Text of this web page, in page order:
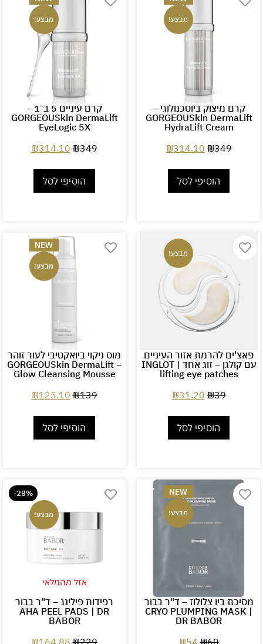
מבצע!
קרם מיצוק ביוטכנולוגי –
GORGEOUSkin DermaLift
HydraLift Cream
₪349
₪314.10
הוסיפי לסל
מבצע!
קרם עיניים 5 ב־1 –
GORGEOUSkin DermaLift
EyeLogic 5X
₪349
₪314.10
הוסיפי לסל
מבצע!
פאצ'ים להרמת אזור העיניים
עם קולגן – זוג אחד | INGLOT
lifting eye patches
₪39
₪31.20
הוסיפי לסל
NEW
מבצע!
מוס ניקוי ביואקטיבי לעור זוהר
– GORGEOUSkin DermaLift
Glow Cleansing Mousse
₪139
₪125.10
הוסיפי לסל
NEW
מבצע!
מסיכת ביו צלולוז – ד"ר בבור
CRYO PLUMPING MASK |
DR BABOR
₪60
₪54
-28%
מבצע!
אזל מהמלאי
רפידות פילינג – ד"ר בבור
AHA PEEL PADS | DR
BABOR
₪229
₪164.88